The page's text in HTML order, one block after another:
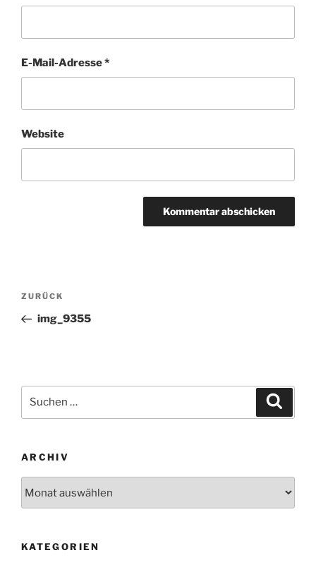
E-Mail-Adresse*
Website
Beitragsnavigation
Vorheriger
Beitrag
ZURÜCK
img_9355
nach:
ARCHIV
KATEGORIEN